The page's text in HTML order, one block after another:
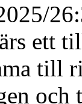
ett
till